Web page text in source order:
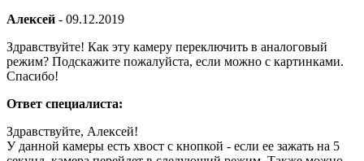
Алексей - 09.12.2019
Здравствуйте! Как эту камеру переключить в аналоговый
режим? Подскажите пожалуйста, если можно с картинками.
Спасибо!
Ответ специалиста:
Здравствуйте, Алексей!
У данной камеры есть хвост с кнопкой - если ее зажать на 5